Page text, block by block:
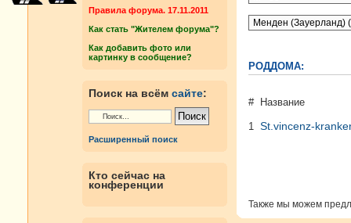
Правила форума. 17.11.2011
Как стать "Жителем форума"?
Как добавить фото или
картинку в сообщение?
Поиск на всём сайте:
Расширенный поиск
Кто сейчас на
конференции
РОДДОМА:
# Название
1 St.vincenz-
Также мы можем